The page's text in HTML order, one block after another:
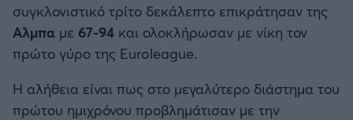
Κηφισιά
Αστέρας Τρίπολης
Παναιτωλικός
συγκλονιστικό τρίτο δεκάλεπτο επικράτησαν της
Αλμπα με 67-94 και ολοκλήρωσαν με νίκη τον
πρώτο γύρο της Euroleague.
Η αλήθεια είναι πως στο μεγαλύτερο διάστημα του
πρώτου ημιχρόνου προβλημάτισαν με την